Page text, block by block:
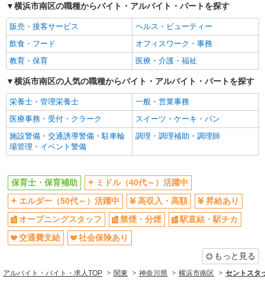
オープニングスタッフ
禁煙・分煙
駅直結・駅チカ
交通費支給
社会保険あり
産休・育休取得実績あり
退職金・財形貯蓄制度あり
研修制度あり
同じ職種から求人を探す
教育・保育
保育士・保育補助
同じ特徴から求人を探す
交通費支給
社会保険あり
産休・育休取得実績あり
横浜市南区の職種からバイト・アルバイト・パートを探す
販売・接客サービス
ヘルス・ビューティー
飲食・フード
オフィスワーク・事務
教育・保育
医療・介護・福祉
横浜市南区の人気の職種からバイト・アルバイト・パートを探す
栄養士・管理栄養士
一般・営業事務
医療事務・受付・クラーク
スイーツ・ケーキ・パン
施設警備・交通誘導警備・駐車輪
場管理・イベント警備
調理・調理補助・調理師
保育士・保育補助
ミドル（40代～）活躍中
エルダー（50代～）活躍中
高収入・高額
昇給あり
オープニングスタッフ
禁煙・分煙
駅直結・駅チカ
交通費支給
社会保険あり
もっと見る
アルバイト・バイト・求人TOP 関東 神奈川県 横浜市南区 セントスタ